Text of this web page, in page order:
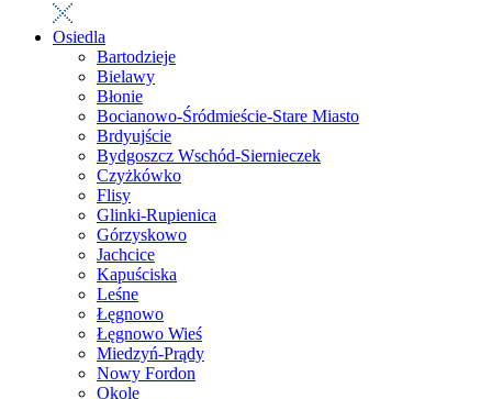
Osiedla
Bartodzieje
Bielawy
Błonie
Bocianowo-Śródmieście-Stare Miasto
Brdyujście
Bydgoszcz Wschód-Siernieczek
Czyżkówko
Flisy
Glinki-Rupienica
Górzyskowo
Jachcice
Kapuściska
Leśne
Łęgnowo
Łęgnowo Wieś
Miedzyń-Prądy
Nowy Fordon
Okole